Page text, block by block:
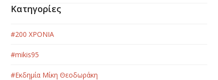
Κατηγορίες
#200 ΧΡΟΝΙΑ
#mikis95
#Εκδημία Μίκη Θεοδωράκη